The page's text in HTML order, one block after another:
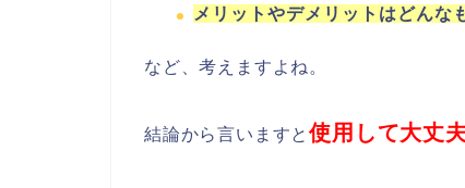
メリットやデメリットはどんな
など、考えますよね。
結論から言いますと使用して大丈